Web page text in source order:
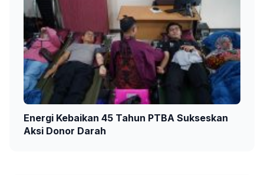
Energi Kebaikan 45 Tahun PTBA Sukseskan
Aksi Donor Darah